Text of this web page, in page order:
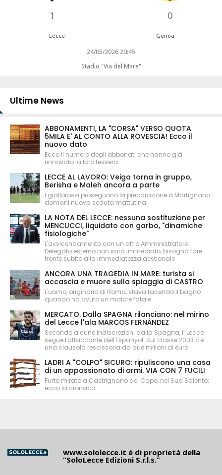
1 0
Lecce Genoa
24/05/2026 20:45
Stadio "Via del Mare"
Ultime News
ABBONAMENTI, LA "CORSA" VERSO QUOTA
5MILA E' AL CONTO ALLA ROVESCIA! Ecco il
nuovo dato
Ecco il numero degli abbonati che hanno già
rinnovato la loro tessera
LECCE AL LAVORO: Veiga torna in gruppo,
Berisha e Maleh ancora a parte
I giallorossi proseguono la preparazione a Martignano:
domani nuova seduta mattutina
LA NOTA DEL LECCE: nessuna sostituzione per
MENCUCCI, liquidato con garbo, "dinamiche
fisiologiche"
L'avvicendamento con un altro Amministratore
Delegato esterno non sarà immediato, bisogna fare
fronte subito alla immediatezza gestionale
ANCORA UNA TRAGEDIA IN MARE: turista si
accascia e muore sulla spiaggia di CASTRO
L'uomo, originario di Roma, stava facendo il bagno
quando ha avuto un malore fatale
MERCATO. Dalla SPAGNA rilanciano: nel mirino
del Lecce l'ala MARCOS FERNÁNDEZ
Secondo alcune indiscrezioni dalla Spagna, il Lecce
segue l'attaccante dell'Espanyol. Sul classe 2003 c'è
una clausola rescissoria da due milioni di euro.
LADRI A "COLPO" SICURO: ripuliscono una casa
di un appassionato di armi. VIA CON 7 FUCILI
Furto mirato a Castrignano del Capo, nel Sud Salento:
ecco la cronaca
www.sololecce.it è di proprietà della
“SoloLecce Edizioni S.r.l.s.”